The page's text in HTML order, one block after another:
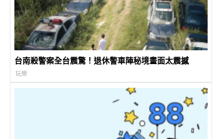
台南殺警案全台震驚！退休警車陣秘境畫面太震撼
玩樂